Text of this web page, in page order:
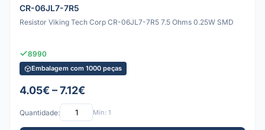
CR-06JL7-7R5
Resistor Viking Tech Corp CR-06JL7-7R5 7.5 Ohms 0.25W SMD
8990
Embalagem com 1000 peças
4.05€ – 7.12€
Quantidade: Mín: 1